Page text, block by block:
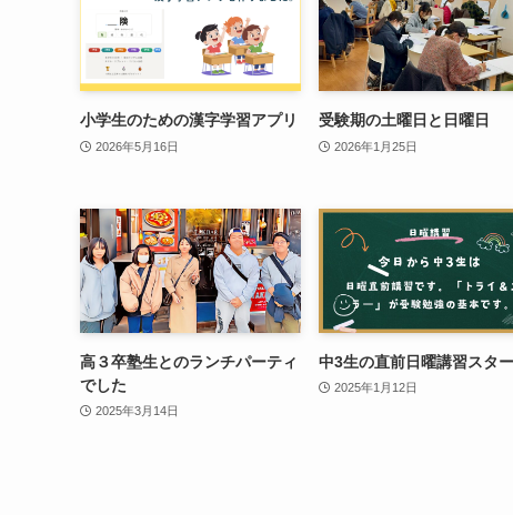
小学生のための漢字学習アプリ
2026年5月16日
受験期の土曜日と日曜日
2026年1月25日
高３卒塾生とのランチパーティ
でした
2025年3月14日
中3生の直前日曜講習スタ
2025年1月12日